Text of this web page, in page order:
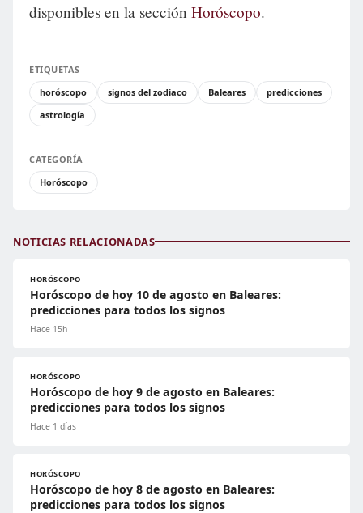
disponibles en la sección Horóscopo.
ETIQUETAS
horóscopo
signos del zodiaco Baleares
predicciones
astrología
CATEGORÍA
Horóscopo
NOTICIAS RELACIONADAS
HORÓSCOPO
Horóscopo de hoy 10 de agosto en Baleares:
predicciones para todos los signos
Hace 15h
HORÓSCOPO
Horóscopo de hoy 9 de agosto en Baleares:
predicciones para todos los signos
Hace 1 días
HORÓSCOPO
Horóscopo de hoy 8 de agosto en Baleares:
predicciones para todos los signos